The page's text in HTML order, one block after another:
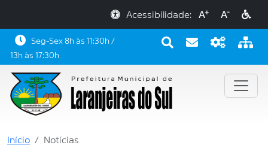
Acessibilidade: A+ A-
Seg-Sex 8h às 11:30h /
13h às 17:30h
Início Notícias